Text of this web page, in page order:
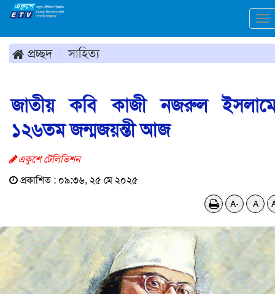
প্রচ্ছদ সাহিত্য
জাতীয় কবি কাজী নজরুল
১২৬তম জন্মজয়ন্তী আজ
একুশে টেলিভিশন
প্রকাশিত : ০৯:৩৬, ২৫ মে ২০২৫
A- A